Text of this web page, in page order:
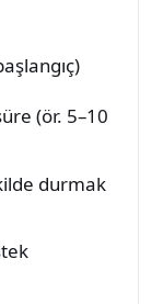
(ör. 5–10
durmak